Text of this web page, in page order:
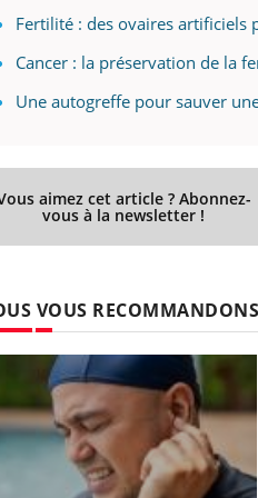
Fertilité : des ovaires artificiels
Cancer : la préservation de la
Une autogreffe pour sauver
aimez cet article ? Abonnez-
vous à la newsletter !
VOUS RECOMMANDONS
numérique » pour
en matière de bilan de